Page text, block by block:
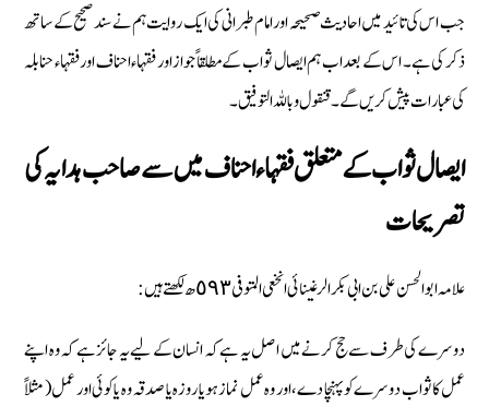
جب اس کی تائید میں احادیث صحیحہ اور امام طبرانی کی ایک روایت ہم نے سند صحیح کے ساتھ
ذکر کی ہے۔ اس کے بعد اب ہم ایصال ثواب کے مطلقاً جواز اور فقہاء احناف اور فقہاء حنابلہ
کی عبارات پیش کریں گے۔ قنقول وباللہ التوفیق۔
ایصال ثواب کے متعلق فقہاء احناف میں سے صاحب ہدایہ کی
تصریحات
علامہ ابو الحسن علی بن ابی بکر الرغینائی انخعی المتوفی ٥٩٣ ھ لکھتے ہیں :
دوسرے کی طرف سے حج کرنے میں اصل یہ ہے کہ انسان کے لیے یہ جائز ہے کہ وہ اپنے
عمل کا ثواب دوسرے کو پہنچا دے، اور وہ عمل نماز ہو یا روزہ یا صدقہ وہ یا کوئی اور عمل ( مثلاً